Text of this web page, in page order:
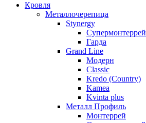
Кровля
Металлочерепица
Stynergy
Супермонтеррей
Гарда
Grand Line
Модерн
Classic
Kredo (Country)
Kamea
Kvinta plus
Металл Профиль
Монтеррей